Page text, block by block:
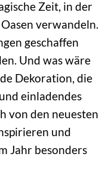
Zeit, in der
verwandeln.
geschaffen
Und was wäre
Dekoration, die
einladendes
von den neuesten
und
Jahr besonders